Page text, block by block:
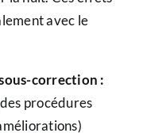
avec le
correction :
procédures